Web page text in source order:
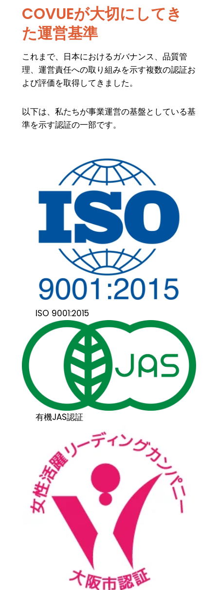
COVUEが大切にしてき
た運営基準
これまで、日本におけるガバナンス、品質管
理、運営責任への取り組みを示す複数の認証お
よび評価を取得してきました。
以下は、私たちが事業運営の基盤としている基
準を示す認証の一部です。
ISO 9001:2015
有機JAS認証